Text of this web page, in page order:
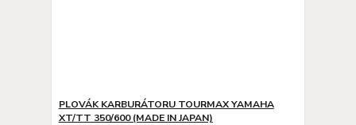
PLOVÁK KARBURÁTORU TOURMAX YAMAHA
XT/TT 350/600 (MADE IN JAPAN)